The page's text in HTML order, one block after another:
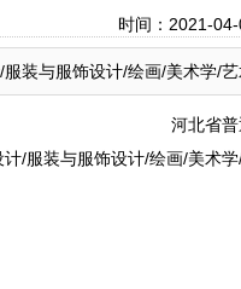
时间：2021-
装与服饰设计/绘画/美术学/
河北省
计/服装与服饰设计/绘画/美术